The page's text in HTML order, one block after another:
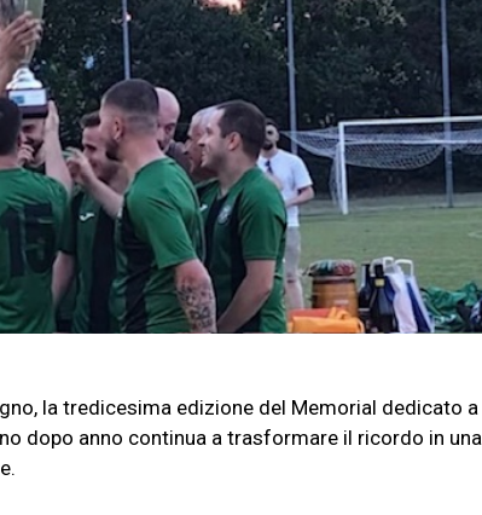
la tredicesima edizione del Memorial dedicato a
dopo anno continua a trasformare il ricordo in una